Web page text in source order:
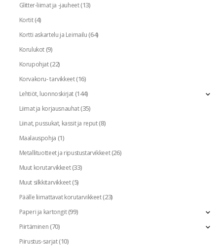
Glitter-liimat ja -jauheet(13)
Kortit(4)
Kortti askartelu ja Leimailu(64)
Korulukot(9)
Korupohjat(22)
Korvakoru- tarvikkeet(16)
Lehtiöt, luonnoskirjat(144)
Liimat ja korjausnauhat(35)
Liinat, pussukat, kassit ja reput(8)
Maalauspohja (1)
Metallituotteet ja ripustustarvikkeet(26)
Muut korutarvikkeet(33)
Muut silkkitarvikkeet(5)
Päälle liimattavat korutarvikkeet(23)
Paperi ja kartongit(99)
Piirtäminen(70)
Piirustus-sarjat(10)